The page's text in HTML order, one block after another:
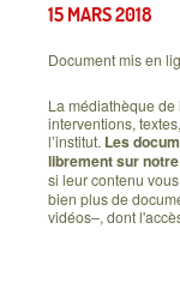
15 MARS 2018
Document mis en
La médiathèque
interventions,
l’institut. Les
librement sur
si leur contenu
bien plus de
vidéos–, dont